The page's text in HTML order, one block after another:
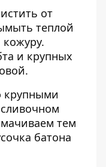
от
теплой
кожуру.
и крупных
крупными
тем
батона